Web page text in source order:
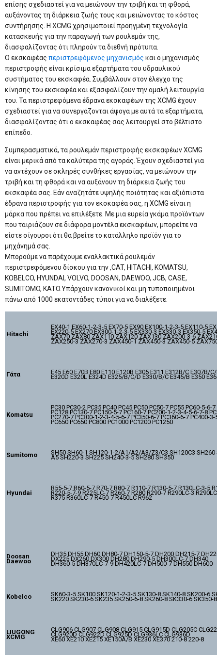
επίσης σχεδιαστεί για να μειώνουν την τριβή και τη φθορά,
αυξάνοντας τη διάρκεια ζωής τους και μειώνοντας το κόστος
συντήρησης. Η XCMG χρησιμοποιεί προηγμένη τεχνολογία
κατασκευής για την παραγωγή των ρουλεμάν της,
διασφαλίζοντας ότι πληρούν τα διεθνή πρότυπα.
Ο εκσκαφέας περιστρεφόμενος μηχανισμός και ο μηχανισμός
περιστροφής είναι κρίσιμα εξαρτήματα του υδραυλικού
συστήματος του εκσκαφέα. Συμβάλλουν στον έλεγχο της
κίνησης του εκσκαφέα και εξασφαλίζουν την ομαλή λειτουργία
του. Τα περιστρεφόμενα έδρανα εκσκαφέων της XCMG έχουν
σχεδιαστεί για να συνεργάζονται άψογα με αυτά τα εξαρτήματα,
διασφαλίζοντας ότι ο εκσκαφέας σας λειτουργεί στο βέλτιστο
επίπεδο.
Συμπερασματικά, τα ρουλεμάν περιστροφής εκσκαφέων XCMG
είναι μερικά από τα καλύτερα της αγοράς. Έχουν σχεδιαστεί για
να αντέχουν σε σκληρές συνθήκες εργασίας, να μειώνουν την
τριβή και τη φθορά και να αυξάνουν τη διάρκεια ζωής του
εκσκαφέα σας. Εάν αναζητάτε υψηλής ποιότητας και αξιόπιστα
έδρανα περιστροφής για τον εκσκαφέα σας, η XCMG είναι η
μάρκα που πρέπει να επιλέξετε. Με μια ευρεία γκάμα προϊόντων
που ταιριάζουν σε διάφορα μοντέλα εκσκαφέων, μπορείτε να
είστε σίγουροι ότι θα βρείτε το κατάλληλο προϊόν για το
μηχάνημά σας.
Μπορούμε να παρέχουμε εναλλακτικά ρουλεμάν
περιστρεφόμενου δίσκου για την ,CAT, HITACHI, KOMATSU,
KOBELCO, HYUNDAI, VOLVO, DOOSAN, DAEWOO, JCB, CASE,
SUMITOMO, KATO.Υπάρχουν κανονικοί και μη τυποποιημένοι
πάνω από 1000 εκατοντάδες τύποι για να διαλέξετε.
Hitachi
EX40-1 EX60-1-2-3-5 EX70-5 EX90 EX100-1-2-3-5 EX110-5
EX220-5 EX270 EX300-1-2-3-5 EX330-3 EX330-3 EX350-5
ZAX70 ZAX80 ZAX110 ZAX120 ZAX130 ZAX200-3-6
ZAX250-3 ZAX270-3 ZAX450-1 ZAX450-3 ZAX450-5
Γάτα E45 E60 E70B E80 E110 E120B E305 E311 E312B/C E307B/
E320D E320L E324D E325/B/C/D E330/B/C E345/B E350
Komatsu
PC30 PC30-2 PC35 PC40 PC45 PC50 PC50-7 PC55 PC60-5-
PC128 PC130-7 PC150-5-7 PC160-7 PC200-1-2-3-4-5-6-7-8
PC270-7 PC300-1-2-3-4-5-6-7 PC350-6-7 PC360-6-7 PC400-
PC650 PC650 PC800 PC1000 PC1200 PC1250
Sumitomo SH50 SH60-1 SH120-1-2/A1/A2/A3/Z3/C3 SH120C3
A5 SH220-3 SH225 SH240-3-5 SH280 SH350
Hyundai
R55-5-7 R60-5-7 R70-7 R80-7 R110-7 R130-5-7 R130LC-3-5
R220-5-7-9 R225LC-7 R260-7 R280 R290-7 R290LC-3
R375 R360LC-7 R450-7 R450LC R962
Doosan
Daewoo
DH35 DH55 DH60 DH80-7 DH150-5-7 DH200 DH215-7
DX225 DX260 DX300 DH280 DH290-5 DH300LC-7 DH340
DH360-5 DH370LC-7-9 DH420LC-7 DH500-7 DH550 DH600
Kobelco SK60-3-5 SK100 SK120-1-2-3-5 SK130-8 SK140-8 SK200-6
SK220 SK230-6 SK235 SK250-6-8 SK260-8 SK330-6 SK350-
LIUGONG
XCMG
CLG906 CLG907 CLG908 CLG915 CLG915D CLG205C
CLG920D CLG922D CLG925D CLG936LC CLG936D
XE60 XE210 XE215 XE150A/B XE230 XE370 210-8 220-8